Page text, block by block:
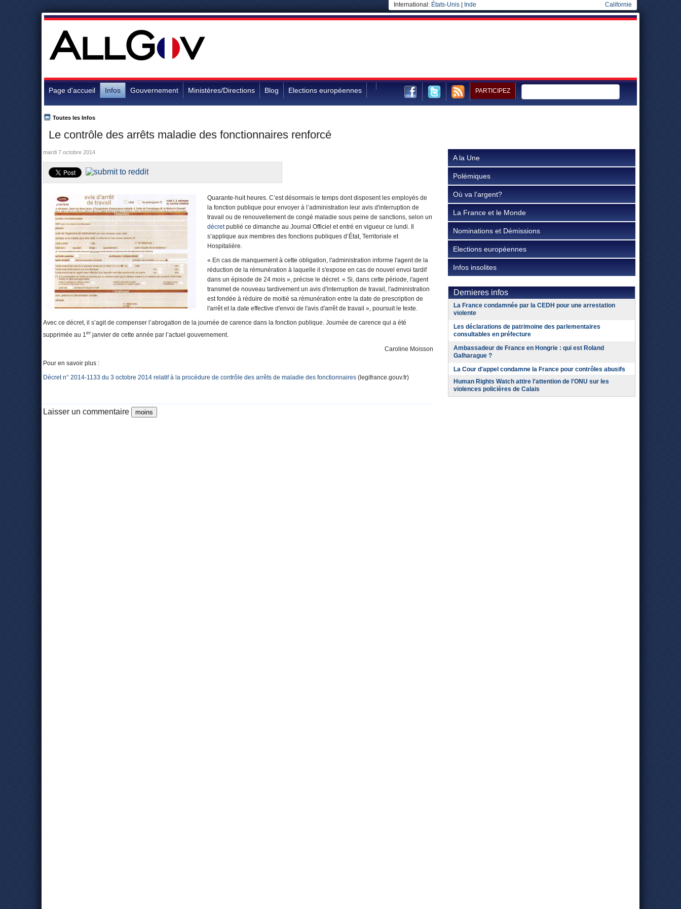
International: États-Unis Inde Californie
Page d'accueil Infos Gouvernement Ministères/Directions Blog Elections européennes PARTICIPEZ
Le contrôle des arrêts maladie des fonctionnaires renforcé
Toutes les Infos
mardi 7 octobre 2014
Quarante-huit heures. C’est désormais le temps dont disposent les employés de
la fonction publique pour envoyer à l’administration leur avis d'interruption de
travail ou de renouvellement de congé maladie sous peine de sanctions, selon un
décretpublié ce dimanche au Journal Officiel et entré en vigueur ce lundi. Il
s’applique aux membres des fonctions publiques d’État, Territoriale et
Hospitalière.
« En cas de manquement à cette obligation, l'administration informe l'agent de la
réduction de la rémunération à laquelle il s'expose en cas de nouvel envoi tardif
dans un épisode de 24 mois », précise le décret. « Si, dans cette période, l'agent
transmet de nouveau tardivement un avis d'interruption de travail, l'administration
est fondée à réduire de moitié sa rémunération entre la date de prescription de
l'arrêt et la date effective d'envoi de l'avis d'arrêt de travail », poursuit le texte.
Avec ce décret, il s’agit de compenser l’abrogation de la journée de carence dans la fonction publique. Journée de carence qui a été
supprimée au 1er janvier de cette année par l’actuel gouvernement.
Caroline Moisson
Pour en savoir plus :
Décret n° 2014-1133 du 3 octobre 2014 relatif à la procédure de contrôle des arrêts de maladie des fonctionnaires (legifrance.gouv.fr)
Laisser un commentaire
A la Une
Polémiques
Où va l’argent?
La France et le Monde
Nominations et Démissions
Elections européennes
Infos insolites
Dernieres infos
La France condamnée par la CEDH pour une arrestation
violente
Les déclarations de patrimoine des parlementaires
consultables en préfecture
Ambassadeur de France en Hongrie : qui est Roland
Galharague ?
La Cour d'appel condamne la France pour contrôles abusifs
Human Rights Watch attire l'attention de l'ONU sur les
violences policières de Calais